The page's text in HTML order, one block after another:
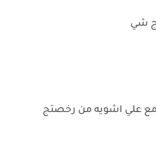
شي
مع علي اشويه من رخصتج